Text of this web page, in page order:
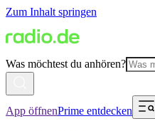
Zum Inhalt springen
Was möchtest du anhören?
App öffnenPrime entdecken